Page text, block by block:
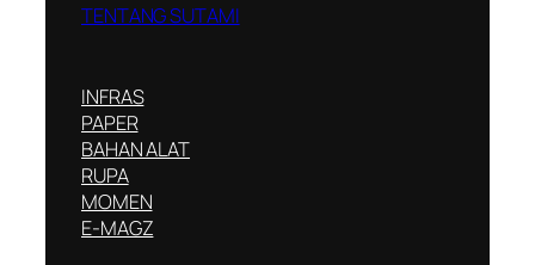
TENTANG SUTAMI
INFRAS
PAPER
BAHAN ALAT
RUPA
MOMEN
E-MAGZ